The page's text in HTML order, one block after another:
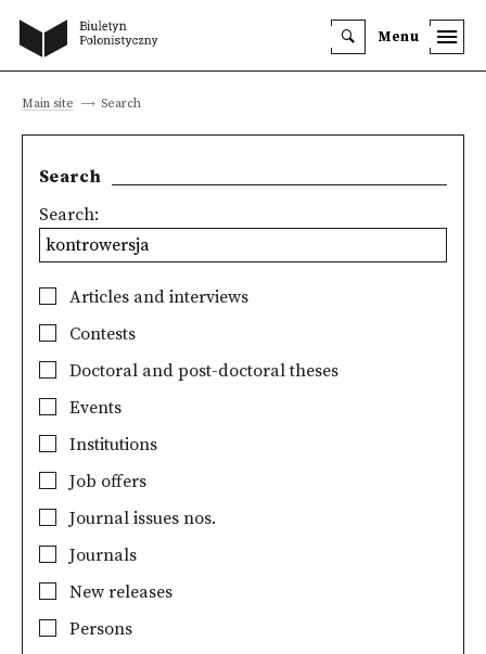
Menu
Main site Search
Search
Search:
Articles and interviews
Contests
Doctoral and post-doctoral theses
Events
Institutions
Job offers
Journal issues nos.
Journals
New releases
Persons